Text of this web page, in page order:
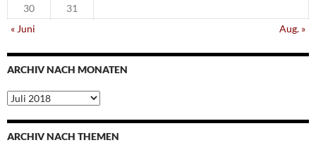
30
31
« Juni
Aug. »
ARCHIV NACH MONATEN
Archiv
nach
Monaten
ARCHIV NACH THEMEN